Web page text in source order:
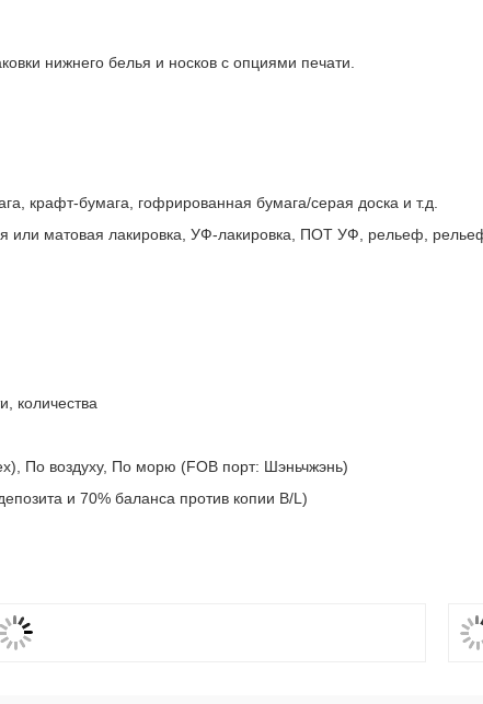
нижнего белья и носков с опциями печати.
крафт-бумага, гофрированная бумага/серая доска и т.д.
или матовая лакировка, УФ-лакировка, ПОТ УФ, рельеф,
количества
По воздуху, По морю (FOB порт: Шэньчжэнь)
и 70% баланса против копии B/L)